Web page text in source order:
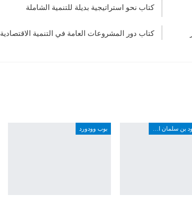
كتاب نحو استراتيجية بديلة للتنمية الشاملة
كتاب دور المشروعات العامة في التنمية الاقتصادية
واصل بن داود بن سلمان المذن بوب وودورد